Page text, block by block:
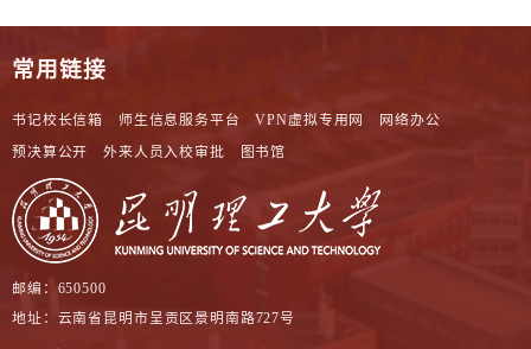
常用链接
书记校长信箱 师生信息服务平台 VPN虚拟专用网
网络办公
预决算公开
外来人员入校审批 图书馆
邮编：650500
地址：云南省昆明市呈贡区景明南路727号